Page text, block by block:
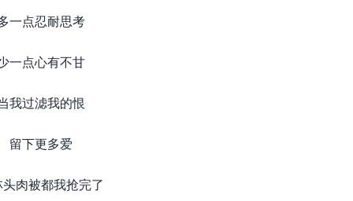
一点忍耐思考
一点心有不甘
我过滤我的恨
留下更多爱
肉被都我抢完了